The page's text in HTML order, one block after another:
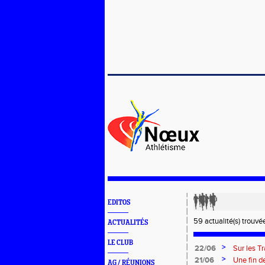
EDITOS
ACTUALITÉS
LE CLUB
AG / RÉUNIONS
59 actualité(s)
22/06 >
Sur les
21/06
>
Une fin